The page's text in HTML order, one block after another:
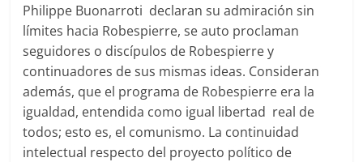
Philippe Buonarroti declaran su admiración sin
límites hacia Robespierre, se auto proclaman
seguidores o discípulos de Robespierre y
continuadores de sus mismas ideas. Consideran
además, que el programa de Robespierre era la
igualdad, entendida como igual libertad real de
todos; esto es, el comunismo. La continuidad
intelectual respecto del proyecto político de